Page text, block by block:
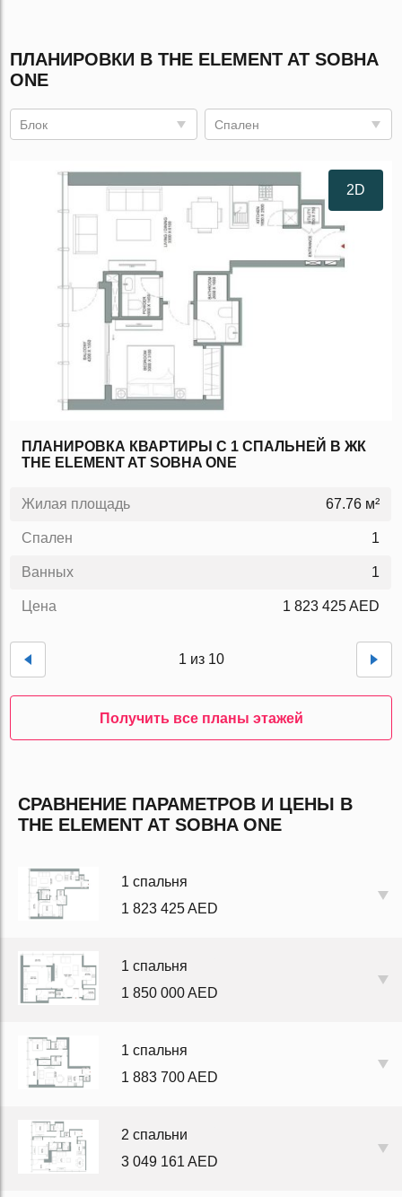
ПЛАНИРОВКИ В THE ELEMENT AT SOBHA
ONE
Блок Спален
2D
ПЛАНИРОВКА КВАРТИРЫ C 1 СПАЛЬНЕЙ В ЖК
THE ELEMENT AT SOBHA ONE
Жилая площадь 67.76 м²
Спален 1
Ванных 1
Цена 1 823 425 AED
Получить все планы этажей
1 из 10
СРАВНЕНИЕ ПАРАМЕТРОВ И ЦЕНЫ В
THE ELEMENT AT SOBHA ONE
1 спальня
1 823 425 AED
1 спальня
1 850 000 AED
1 спальня
1 883 700 AED
2 спальни
3 049 161 AED